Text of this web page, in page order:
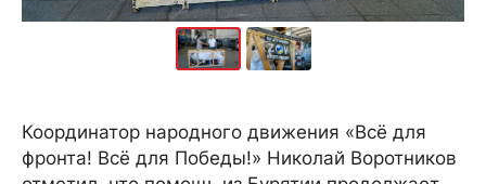
Координатор народного движения «Всё для
фронта! Всё для Победы!» Николай Воротников